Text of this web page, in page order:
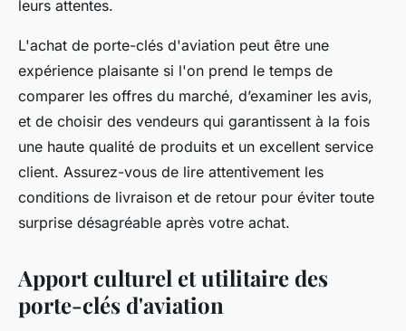
leurs attentes.
L'achat de porte-clés d'aviation peut être une
expérience plaisante si l'on prend le temps de
comparer les offres du marché, d’examiner les avis,
et de choisir des vendeurs qui garantissent à la fois
une haute qualité de produits et un excellent service
client. Assurez-vous de lire attentivement les
conditions de livraison et de retour pour éviter toute
surprise désagréable après votre achat.
Apport culturel et utilitaire des
porte-clés d'aviation